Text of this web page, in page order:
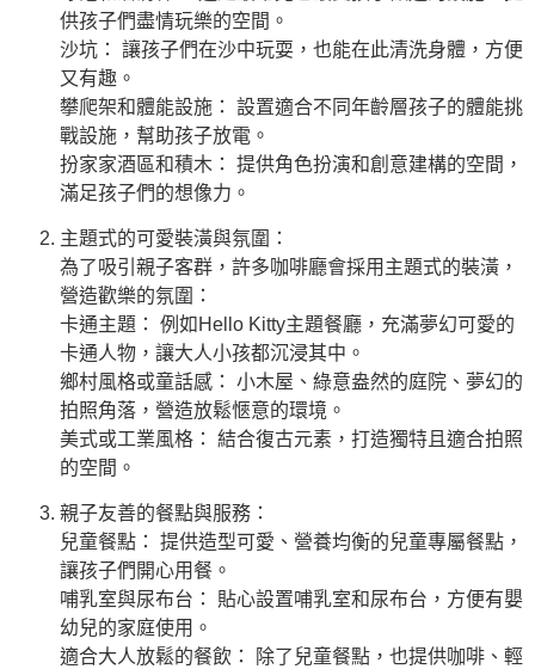
供孩子們盡情玩樂的空間。
沙坑： 讓孩子們在沙中玩耍，也能在此清洗身體，方便
又有趣。
攀爬架和體能設施： 設置適合不同年齡層孩子的體能挑
戰設施，幫助孩子放電。
扮家家酒區和積木： 提供角色扮演和創意建構的空間，
滿足孩子們的想像力。
主題式的可愛裝潢與氛圍：
為了吸引親子客群，許多咖啡廳會採用主題式的裝潢，
營造歡樂的氛圍：
卡通主題： 例如Hello Kitty主題餐廳，充滿夢幻可愛的
卡通人物，讓大人小孩都沉浸其中。
鄉村風格或童話感： 小木屋、綠意盎然的庭院、夢幻的
拍照角落，營造放鬆愜意的環境。
美式或工業風格： 結合復古元素，打造獨特且適合拍照
的空間。
親子友善的餐點與服務：
兒童餐點： 提供造型可愛、營養均衡的兒童專屬餐點，
讓孩子們開心用餐。
哺乳室與尿布台： 貼心設置哺乳室和尿布台，方便有嬰
幼兒的家庭使用。
適合大人放鬆的餐飲： 除了兒童餐點，也提供咖啡、輕